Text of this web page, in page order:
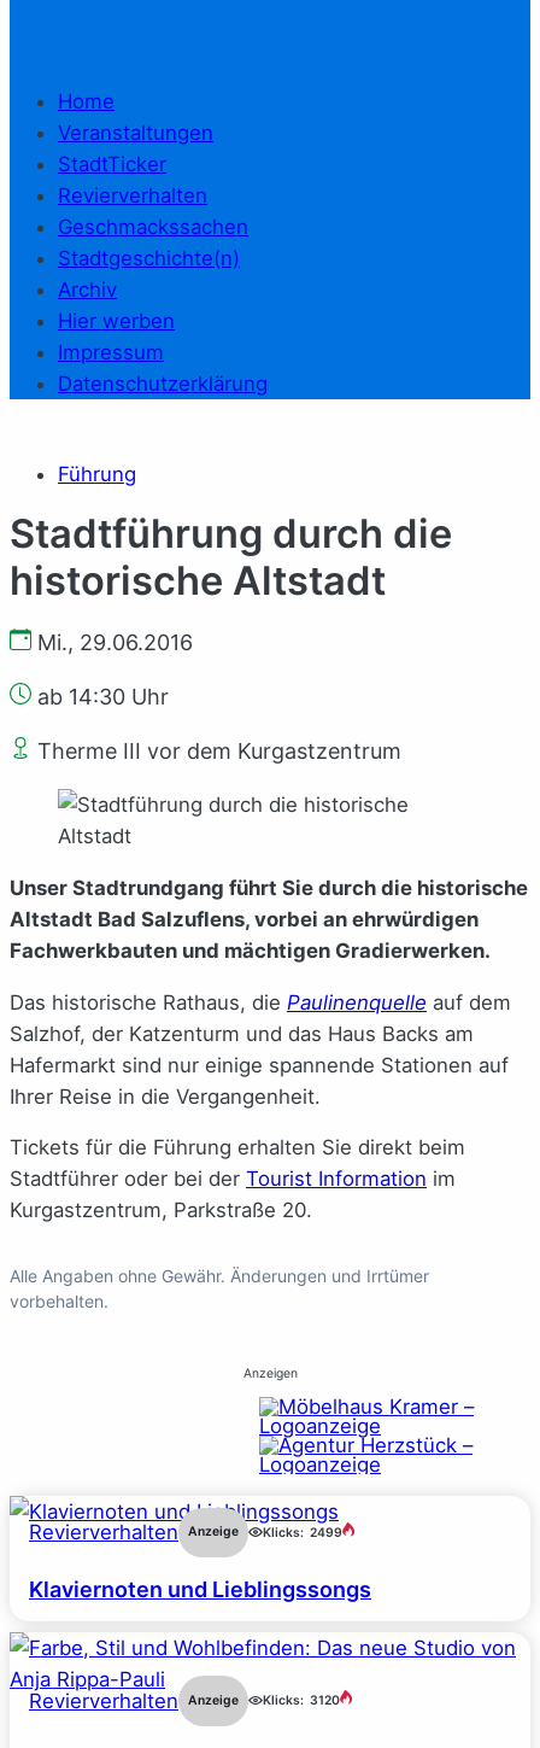
Home
Veranstaltungen
StadtTicker
Revierverhalten
Geschmackssachen
Stadtgeschichte(n)
Archiv
Hier werben
Impressum
Datenschutzerklärung
Führung
Stadtführung durch die
historische Altstadt
Mi., 29.06.2016
ab 14:30 Uhr
Therme III vor dem Kurgastzentrum
Unser Stadtrundgang führt Sie durch die historische
Altstadt Bad Salzuflens, vorbei an ehrwürdigen
Fachwerkbauten und mächtigen Gradierwerken.
Das historische Rathaus, die Paulinenquelle auf dem
Salzhof, der Katzenturm und das Haus Backs am
Hafermarkt sind nur einige spannende Stationen auf
Ihrer Reise in die Vergangenheit.
Tickets für die Führung erhalten Sie direkt beim
Stadtführer oder bei der Tourist Information im
Kurgastzentrum, Parkstraße 20.
Alle Angaben ohne Gewähr. Änderungen und Irrtümer
vorbehalten.
Anzeigen
Revierverhalten Anzeige Klicks: 2499
Klaviernoten und Lieblingssongs
Revierverhalten Anzeige Klicks: 3120